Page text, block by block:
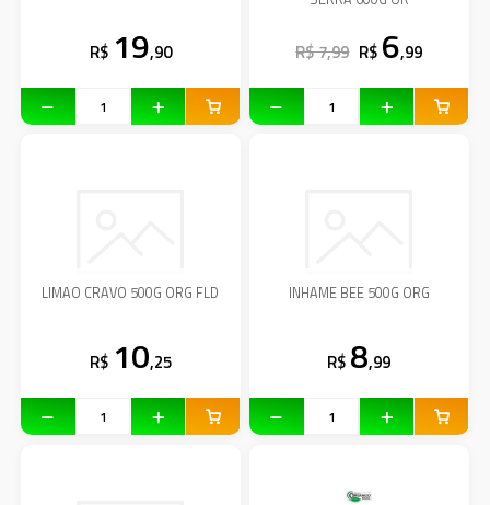
R$ 19,90 R$ 7,99 R$ 6,99
LIMAO CRAVO 500G ORG FLD
R$ 10,25
INHAME BEE 500G ORG
R$ 8,99